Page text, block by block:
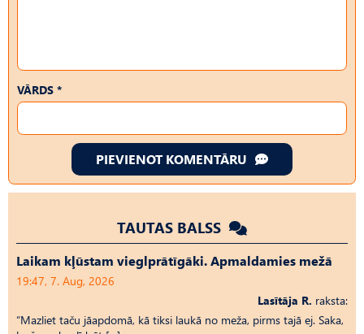
VĀRDS *
PIEVIENOT KOMENTĀRU
TAUTAS BALSS
Laikam kļūstam vieglprātīgāki. Apmaldamies mežā
19:47, 7. Aug, 2026
Lasītāja R. raksta:
“Mazliet taču jāapdomā, kā tiksi laukā no meža, pirms tajā ej. Saka,